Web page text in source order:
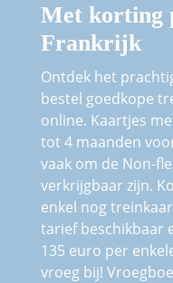
Met korting
Frankrijk
Ontdek het
bestel goedkope
online. Kaartjes
tot 4 maanden
vaak om de Non-
verkrijgbaar zijn.
enkel nog
tarief beschikbaar
135 euro per
vroeg bij!